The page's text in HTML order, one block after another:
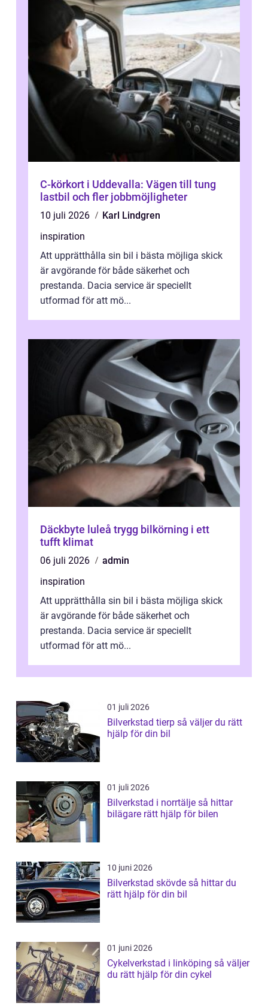
C-körkort i Uddevalla: Vägen till tung
lastbil och fler jobbmöjligheter
10 juli 2026
Karl Lindgren
inspiration
Att upprätthålla sin bil i bästa möjliga skick
är avgörande för både säkerhet och
prestanda. Dacia service är speciellt
utformad för att mö...
Däckbyte luleå trygg bilkörning i ett
tufft klimat
06 juli 2026
admin
inspiration
Att upprätthålla sin bil i bästa möjliga skick
är avgörande för både säkerhet och
prestanda. Dacia service är speciellt
utformad för att mö...
01 juli 2026
Bilverkstad tierp så väljer du rätt
hjälp för din bil
01 juli 2026
Bilverkstad i norrtälje så hittar
bilägare rätt hjälp för bilen
10 juni 2026
Bilverkstad skövde så hittar du
rätt hjälp för din bil
01 juni 2026
Cykelverkstad i linköping så väljer
du rätt hjälp för din cykel